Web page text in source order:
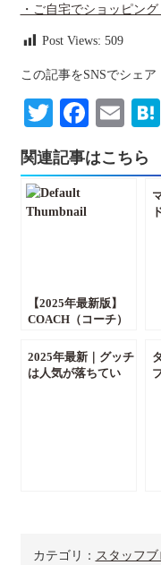
・ご自宅でショッピン
Post Views: 509
この記事をSNSでシェア
Twitter
関連記事はこちら
【2025年最新版】
COACH（コーチ）
の理由と今も愛され
続ける理由を徹底解
2025年最新｜グッチ
は人気が落ちてい
カテゴリ： スタッフブ